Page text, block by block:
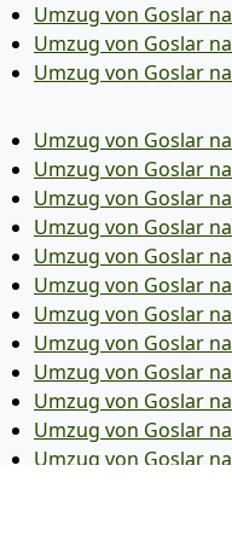
Umzug von Goslar
Umzug von Goslar
Umzug von Goslar
Umzug von Goslar
Umzug von Goslar
Umzug von Goslar
Umzug von Goslar
Umzug von Goslar
Umzug von Goslar
Umzug von Goslar
Umzug von Goslar
Umzug von Goslar
Umzug von Goslar
Umzug von Goslar
Umzug von Goslar